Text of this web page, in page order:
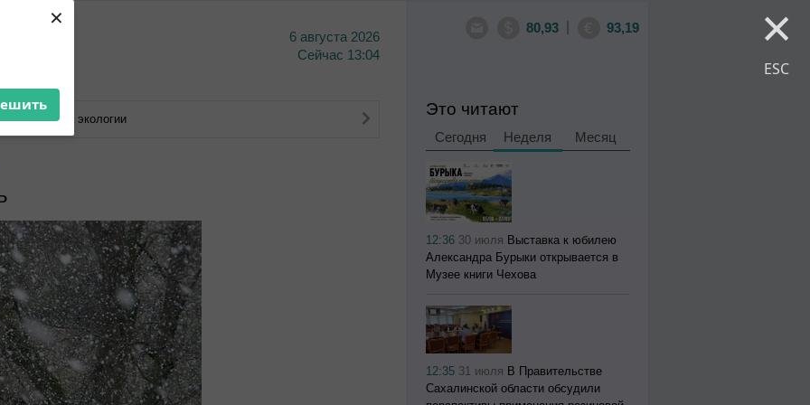
× ×
ESC
6 августа 2026
Сейчас 13:04
80,93 93,19
экологии
Это читают
Сегодня Неделя Месяц
12:36 30 июля Выставка к юбилею
Александра Бурыки открывается в
Музее книги Чехова
12:35 31 июля В Правительстве
Сахалинской области обсудили